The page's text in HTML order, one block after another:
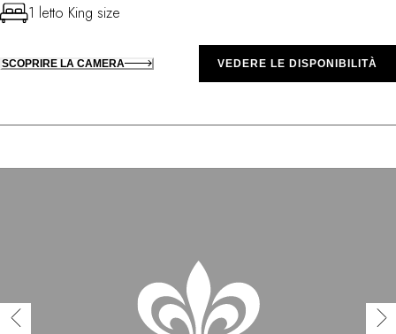
1 letto King size
SCOPRIRE LA CAMERA VEDERE LE DISPONIBILITÀ